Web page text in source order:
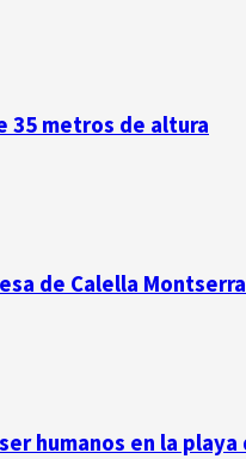
35 metros de altura
de Calella
humanos en la playa